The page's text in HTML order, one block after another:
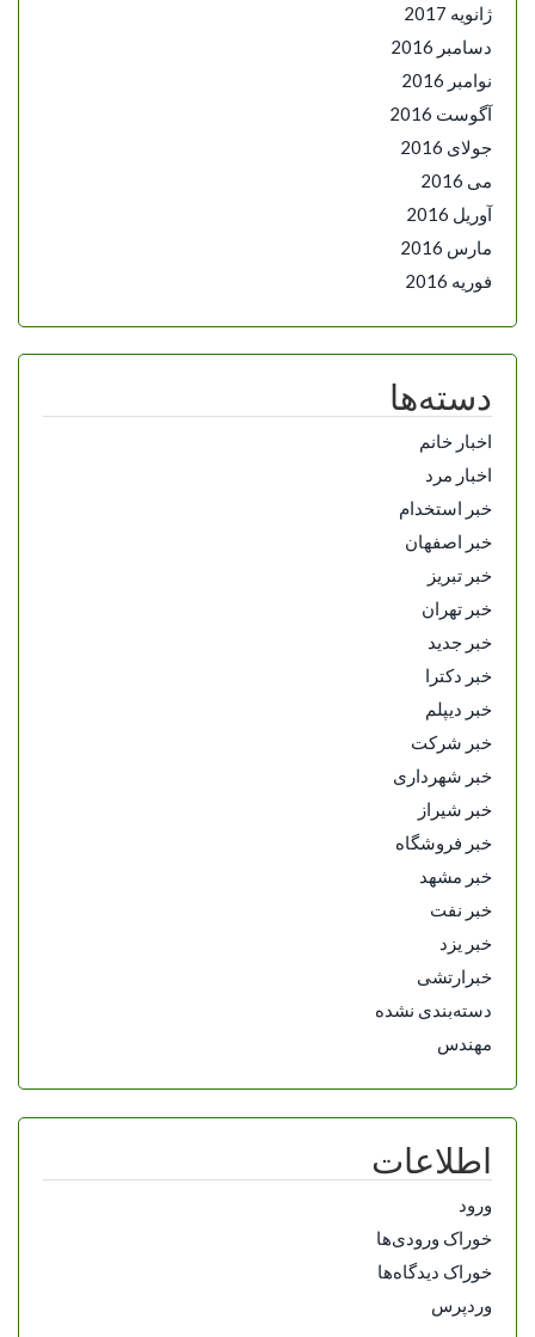
ژانویه 2017
دسامبر 2016
نوامبر 2016
آگوست 2016
جولای 2016
می 2016
آوریل 2016
مارس 2016
فوریه 2016
دسته‌ها
اخبار خانم
اخبار مرد
خبر استخدام
خبر اصفهان
خبر تبریز
خبر تهران
خبر جدید
خبر دکترا
خبر دیپلم
خبر شرکت
خبر شهرداری
خبر شیراز
خبر فروشگاه
خبر مشهد
خبر نفت
خبر یزد
خبرارتشی
دسته‌بندی نشده
مهندس
اطلاعات
ورود
خوراک ورودی‌ها
خوراک دیدگاه‌ها
وردپرس